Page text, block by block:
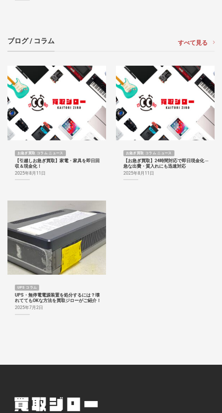
ブログ / コラム すべて見る
お急ぎ買取 コラム ニュース
【引越しお急ぎ買取】家電・家具を即日回
収＆現金化！
2025年8月11日
お急ぎ買取 コラム ニュース
【お急ぎ買取】24時間対応で即日現金化 ─
急な出費・質入れにも迅速対応
2025年8月11日
UPS コラム
UPS・無停電電源装置を処分するには？壊
れててもOKな方法を買取ジローがご紹介！
2025年7月2日